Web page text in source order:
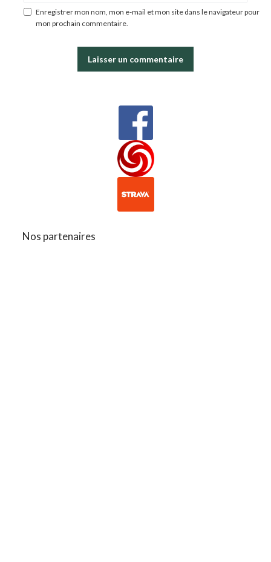
Enregistrer mon nom, mon e-mail et mon site dans le navigateur pour
mon prochain commentaire.
Nos partenaires